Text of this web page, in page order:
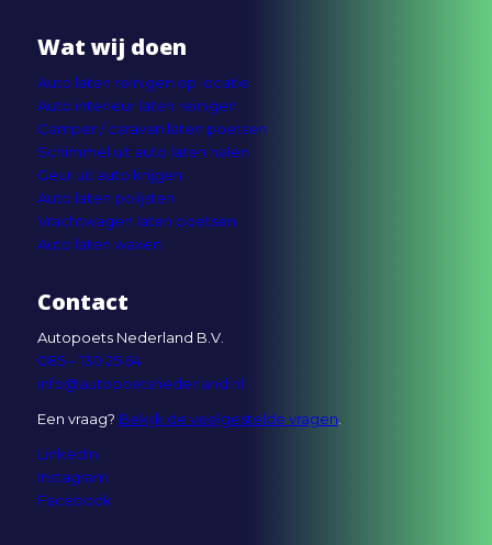
Wat wij doen
Auto laten reinigen op locatie
Auto interieur laten reinigen
Camper / caravan laten poetsen
Schimmel uit auto laten halen
Geur uit auto krijgen
Auto laten polijsten
Vrachtwagen laten poetsen
Auto laten waxen
Contact
Autopoets Nederland B.V.
085 – 130 25 64
info@autopoetsnederland.nl
Een vraag? Bekijk de veelgestelde vragen.
LinkedIn
Instagram
Facebook